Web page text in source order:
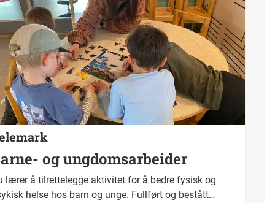
og ungdomsarbeider
lærer å tilrettelegge aktivitet for å bedre fysisk og
helse hos barn og unge. Fullført og bestått